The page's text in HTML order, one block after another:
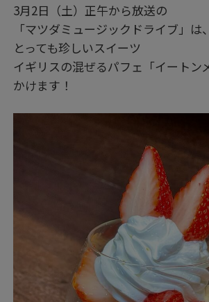
3月2日（土）正午から放送の
「マツダミュージックドライブ」は、
とっても珍しいスイーツ
イギリスの混ぜるパフェ「イートン
かけます！